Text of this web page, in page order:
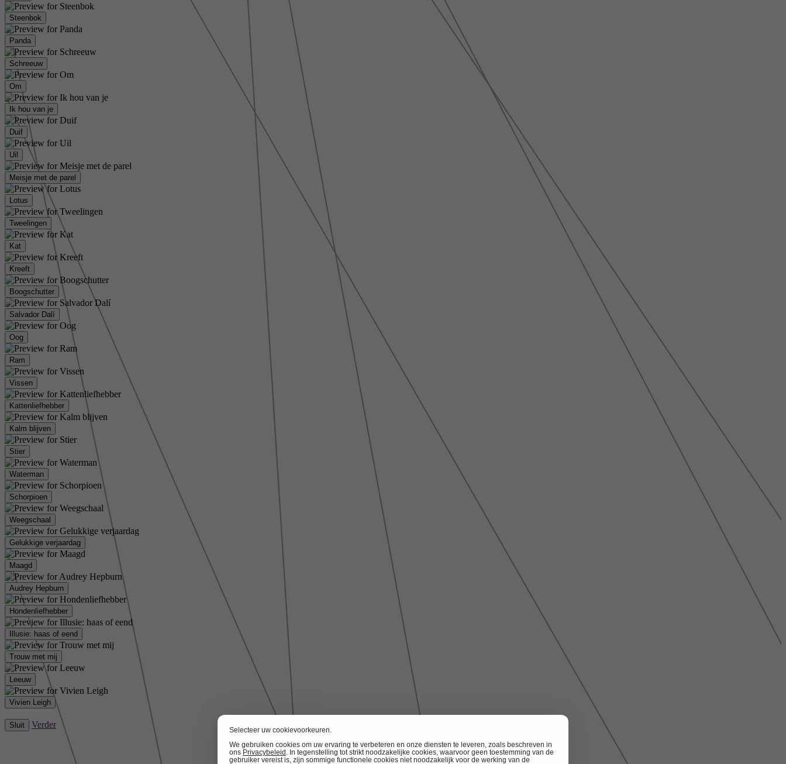
Selecteer uw cookievoorkeuren.
We gebruiken cookies om uw ervaring te verbeteren en onze diensten te leveren, zoals beschreven in
ons Privacybeleid . In tegenstelling tot strikt noodzakelijke cookies, waarvoor geen toestemming van de
gebruiker vereist is, zijn sommige functionele cookies niet noodzakelijk voor de werking van de
Steenbok
Panda
Schreeuw
Om
Ik hou van je
Duif
Uil
Meisje met de parel
Lotus
Tweelingen
Kat
Kreeft
Boogschutter
Salvador Dalí
Oog
Ram
Vissen
Kattenliefhebber
Kalm blijven
Stier
Waterman
Schorpioen
Weegschaal
Gelukkige verjaardag
Maagd
Audrey Hepburn
Hondenliefhebber
Illusie: haas of eend
Trouw met mij
Leeuw
Vivien Leigh
Sluit Verder